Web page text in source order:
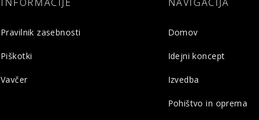
Pravilnik zasebnosti
Piškotki
Vavčer
Domov
Idejni koncept
Izvedba
Pohištvo in oprema